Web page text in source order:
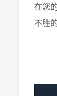
在您
不胜